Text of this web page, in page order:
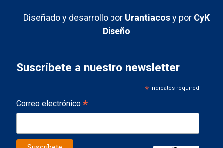
Diseñado y desarrollo por Urantiacosy por CyK
Diseño
Suscríbete a nuestro newsletter
*indicates required
Correo electrónico *